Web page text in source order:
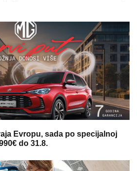
Evropu, sada po specijalnoj
do 31.8.